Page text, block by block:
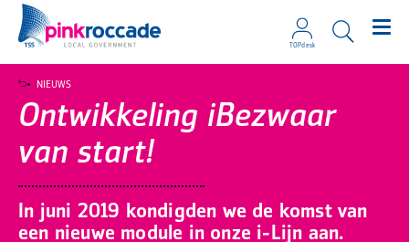
TOPdesk
Ontwikkeling iBezwaar
van start!
In juni 2019 kondigden we de komst van
een nieuwe module in onze i-Lijn aan.
NIEUWS